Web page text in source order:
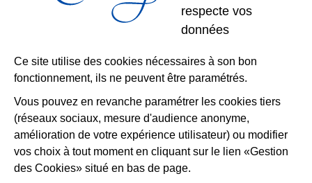
Restons
connectés
Télécharger l’application
Nous suivre
Facebook
Instagram
LinkedIn
Mentions légalesAccessibilité
respecte vos
données
Ce site utilise des cookies nécessaires à son bon
fonctionnement, ils ne peuvent être paramétrés.
Vous pouvez en revanche paramétrer les cookies tiers
(réseaux sociaux, mesure d'audience anonyme,
amélioration de votre expérience utilisateur) ou modifier
vos choix à tout moment en cliquant sur le lien «Gestion
des Cookies» situé en bas de page.